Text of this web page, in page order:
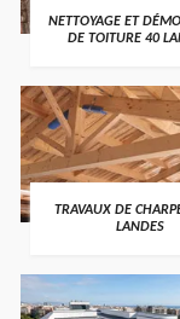
NETTOYAGE ET
DE TOITURE 40
TRAVAUX DE
LANDES